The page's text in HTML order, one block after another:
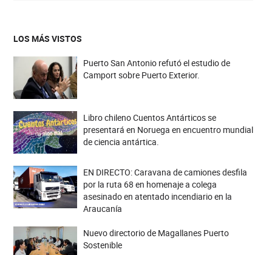
LOS MÁS VISTOS
Puerto San Antonio refutó el estudio de
Camport sobre Puerto Exterior.
Libro chileno Cuentos Antárticos se
presentará en Noruega en encuentro mundial
de ciencia antártica.
EN DIRECTO: Caravana de camiones desfila
por la ruta 68 en homenaje a colega
asesinado en atentado incendiario en la
Araucanía
Nuevo directorio de Magallanes Puerto
Sostenible